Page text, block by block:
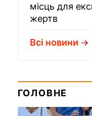
місць для
жертв
Всі новини
ГОЛОВНЕ